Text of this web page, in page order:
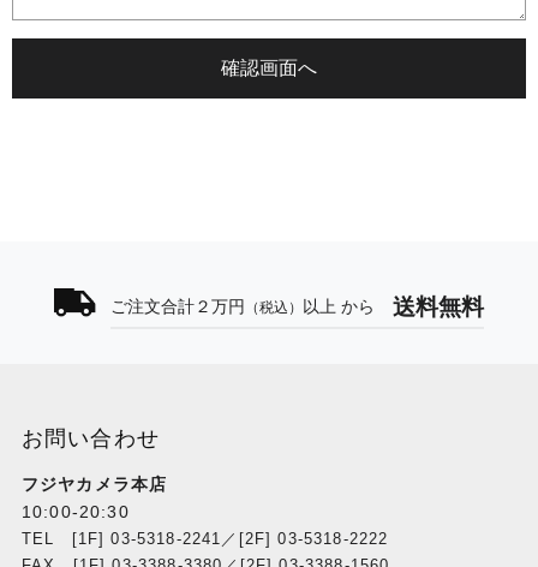
ご注文合計２万円 （税込） 以上 から 送料無料
お問い合わせ
フジヤカメラ本店
10:00-20:30
TEL [1F] 03-5318-2241／[2F] 03-5318-2222